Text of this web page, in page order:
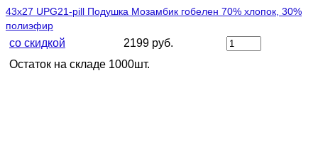
43х27 UPG21-pill Подушка Мозамбик гобелен 70% хлопок, 30%
полиэфир
со скидкой
2199 руб.
Остаток на складе 1000шт.